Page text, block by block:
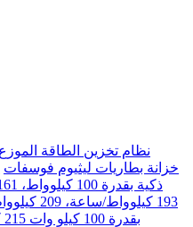
خزانة بطاريات ليثيوم فوسفات
193 كيلوواط/ساعة، 209 كيلوواط/ساعة.